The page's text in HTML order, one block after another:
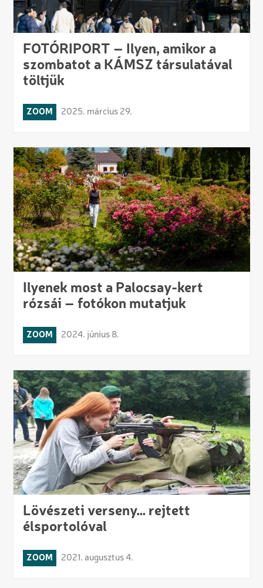
FOTÓRIPORT – Ilyen, amikor a
szombatot a KÁMSZ társulatával
töltjük
ZOOM 2025. március 29.
Ilyenek most a Palocsay-kert
rózsái – fotókon mutatjuk
ZOOM 2024. június 8.
Lövészeti verseny… rejtett
élsportolóval
ZOOM 2021. augusztus 4.